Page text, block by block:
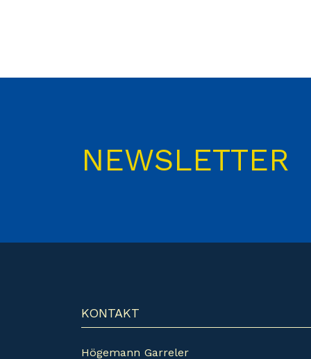
NEWSLETTER
KONTAKT
Högemann Garreler